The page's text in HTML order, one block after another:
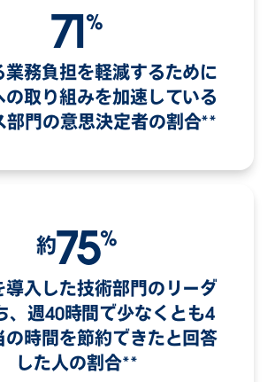
71%
業務負担を軽減するために
の取り組みを加速している
部門の意思決定者の割合**
約75%
導入した技術部門のリーダ
、週40時間で少なくとも4
の時間を節約できたと回答
した人の割合**